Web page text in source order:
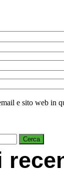
e sito web in